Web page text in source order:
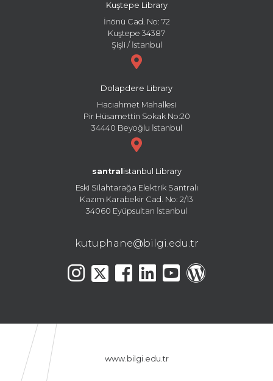
Kuştepe Library
İnönü Cad. No: 72
Kuştepe 34387
Şişli / İstanbul
Dolapdere Library
Hacıahmet Mahallesi
Pir Hüsamettin Sokak No:20
34440 Beyoğlu İstanbul
santral istanbul Library
Eski Silahtarağa Elektrik Santralı
Kazım Karabekir Cad. No: 2/13
34060 Eyüpsultan İstanbul
kutuphane@bilgi.edu.tr
www.bilgi.edu.tr